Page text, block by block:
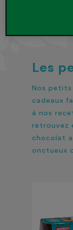
Les
Nos
cadeaux
à nos
retrouvez
chocolat
onctueux